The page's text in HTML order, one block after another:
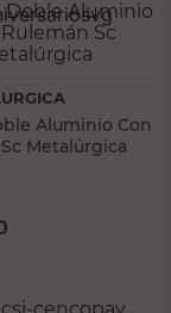
Aluminio Con
Metalúrgica